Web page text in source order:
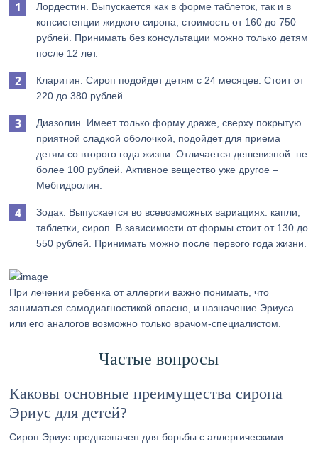
Лордестин. Выпускается как в форме таблеток, так и в
консистенции жидкого сиропа, стоимость от 160 до 750
рублей. Принимать без консультации можно только детям
после 12 лет.
Кларитин. Сироп подойдет детям с 24 месяцев. Стоит от
220 до 380 рублей.
Диазолин. Имеет только форму драже, сверху покрытую
приятной сладкой оболочкой, подойдет для приема
детям со второго года жизни. Отличается дешевизной: не
более 100 рублей. Активное вещество уже другое –
Мебгидролин.
Зодак. Выпускается во всевозможных вариациях: капли,
таблетки, сироп. В зависимости от формы стоит от 130 до
550 рублей. Принимать можно после первого года жизни.
При лечении ребенка от аллергии важно понимать, что
заниматься самодиагностикой опасно, и назначение Эриуса
или его аналогов возможно только врачом-специалистом.
Частые вопросы
Каковы основные преимущества сиропа
Эриус для детей?
Сироп Эриус предназначен для борьбы с аллергическими